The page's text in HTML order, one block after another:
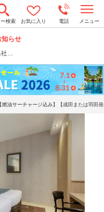
検索 お気に入り 電話 メニュー
らせ
社…
o
n
a
v
i
g
a
t
【燃油サーチャージ込み】【成田または羽